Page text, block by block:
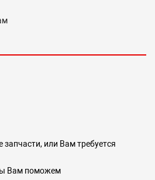
или Вам требуется
Вам поможем